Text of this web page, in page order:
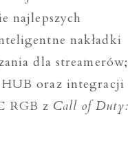
najlepszych
nakładki
dla streamerów;
oraz integracji
RGB z Call of Duty: